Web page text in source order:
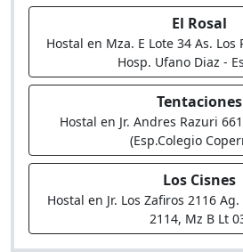
El Rosal
Hostal en Mza. E Lote 34 As. Los
Hosp. Ufano Diaz -
Tentaciones
Hostal en Jr. Andres Razuri
(Esp.Colegio
Los Cisnes
Hostal en Jr. Los Zafiros 2116
2114, Mz B Lt